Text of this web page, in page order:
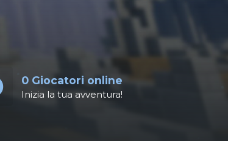
0 Giocatori online
Inizia la tua avventura!